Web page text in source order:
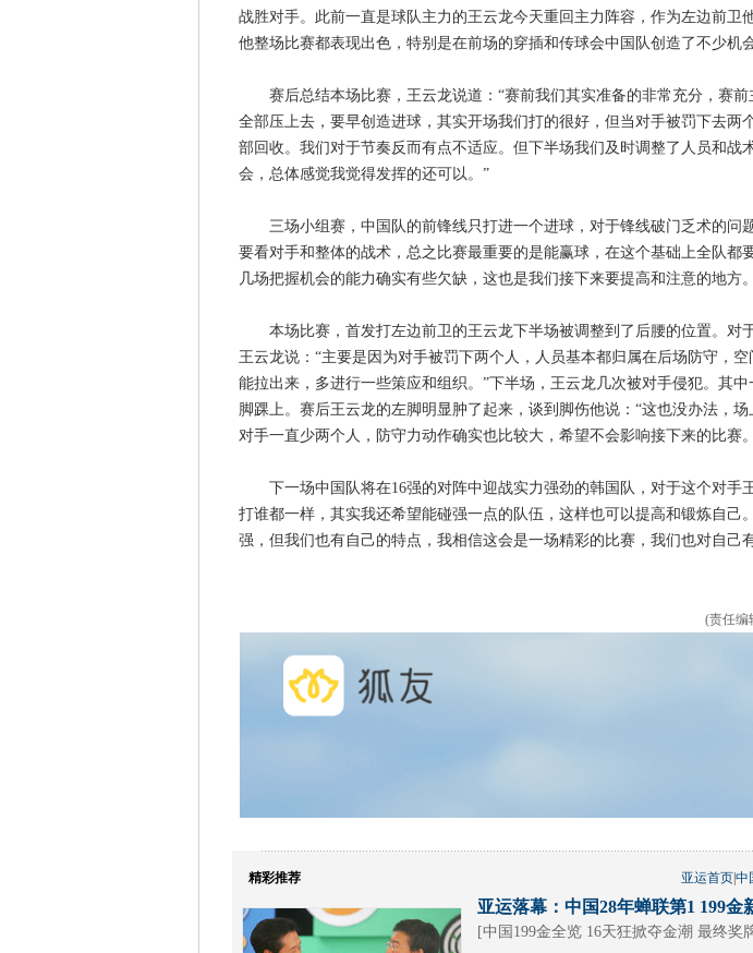
战胜对手。此前一直是球队主力的王云龙今天重回主力阵容，作为左边前卫
他整场比赛都表现出色，特别是在前场的穿插和传球会中国队创造了不少机会
赛后总结本场比赛，王云龙说道：“赛前我们其实准备的非常充分，赛前
全部压上去，要早创造进球，其实开场我们打的很好，但当对手被罚下去两
部回收。我们对于节奏反而有点不适应。但下半场我们及时调整了人员和战
会，总体感觉我觉得发挥的还可以。”
三场小组赛，中国队的前锋线只打进一个进球，对于锋线破门乏术的问
要看对手和整体的战术，总之比赛最重要的是能赢球，在这个基础上全队都
几场把握机会的能力确实有些欠缺，这也是我们接下来要提高和注意的地方
本场比赛，首发打左边前卫的王云龙下半场被调整到了后腰的位置。对于
王云龙说：“主要是因为对手被罚下两个人，人员基本都归属在后场防守，
能拉出来，多进行一些策应和组织。”下半场，王云龙几次被对手侵犯。其
脚踝上。赛后王云龙的左脚明显肿了起来，谈到脚伤他说：“这也没办法，
对手一直少两个人，防守力动作确实也比较大，希望不会影响接下来的比赛
下一场中国队将在16强的对阵中迎战实力强劲的韩国队，对于这个对手
打谁都一样，其实我还希望能碰强一点的队伍，这样也可以提高和锻炼自己
强，但我们也有自己的特点，我相信这会是一场精彩的比赛，我们也对自己
(责任编
精彩推荐 亚运首页|中
亚运落幕：中国28年蝉联第1 199金
[中国199金全览 16天狂掀夺金潮 最终奖